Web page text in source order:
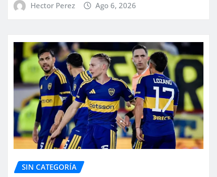
Hector Perez Ago 6, 2026
SIN CATEGORÍA